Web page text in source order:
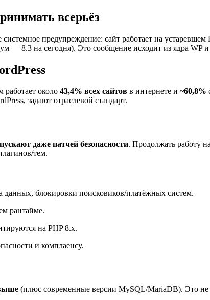
всерьёз
предупреждение: сайт работает на
— 8.3 на сегодня). Это сообщение исходит из ядра WP
около 43,4% всех сайтов в интернете и ~60,8%
задают отраслевой стандарт.
даже патчей безопасности. Продолжать работу
тем.
данных, блокировки поисковиков/платёжных систем.
рантайме.
на PHP 8.x.
и комплаенсу.
(плюс современные версии MySQL/MariaDB). Это не